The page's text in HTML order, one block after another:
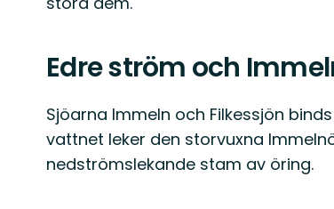
Edre ström och
Sjöarna Immeln och Filkessjön
vattnet leker den storvuxna
nedströmslekande stam av öring.